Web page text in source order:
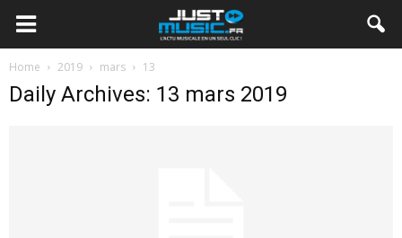
Home 2019 mars 13
Daily Archives: 13 mars 2019